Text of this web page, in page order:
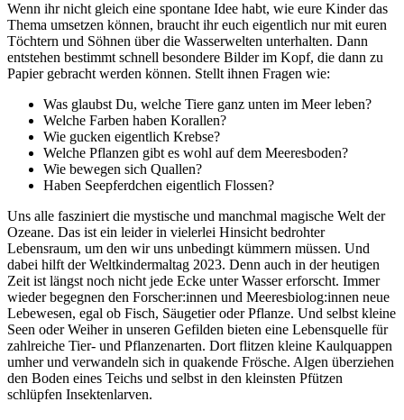
Wenn ihr nicht gleich eine spontane Idee habt, wie eure Kinder das
Thema umsetzen können, braucht ihr euch eigentlich nur mit euren
Töchtern und Söhnen über die Wasserwelten unterhalten. Dann
entstehen bestimmt schnell besondere Bilder im Kopf, die dann zu
Papier gebracht werden können. Stellt ihnen Fragen wie:
Was glaubst Du, welche Tiere ganz unten im Meer leben?
Welche Farben haben Korallen?
Wie gucken eigentlich Krebse?
Welche Pflanzen gibt es wohl auf dem Meeresboden?
Wie bewegen sich Quallen?
Haben Seepferdchen eigentlich Flossen?
Uns alle fasziniert die mystische und manchmal magische Welt der
Ozeane. Das ist ein leider in vielerlei Hinsicht bedrohter
Lebensraum, um den wir uns unbedingt kümmern müssen. Und
dabei hilft der Weltkindermaltag 2023. Denn auch in der heutigen
Zeit ist längst noch nicht jede Ecke unter Wasser erforscht. Immer
wieder begegnen den Forscher:innen und Meeresbiolog:innen neue
Lebewesen, egal ob Fisch, Säugetier oder Pflanze. Und selbst kleine
Seen oder Weiher in unseren Gefilden bieten eine Lebensquelle für
zahlreiche Tier- und Pflanzenarten. Dort flitzen kleine Kaulquappen
umher und verwandeln sich in quakende Frösche. Algen überziehen
den Boden eines Teichs und selbst in den kleinsten Pfützen
schlüpfen Insektenlarven.